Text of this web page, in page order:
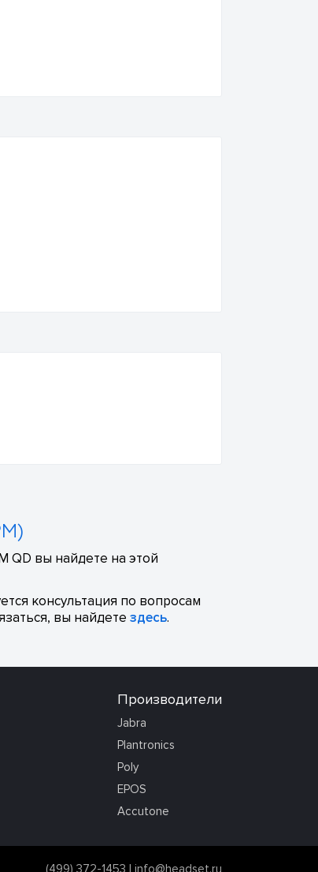
QD вы найдете на этой
консультация по вопросам
вы найдете здесь.
Производители
Jabra
Plantronics
Poly
EPOS
Accutone
(499) 372-1453 | info@headset.ru